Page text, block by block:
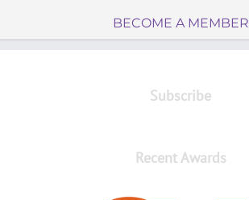
BECOME A MEMBER
Subscribe
Recent Awards